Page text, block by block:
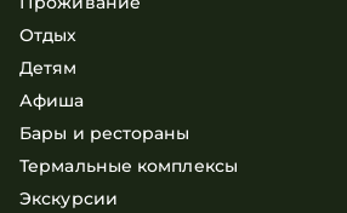
Отдых
Детям
Афиша
Бары и рестораны
Термальные комплексы
Экскурсии